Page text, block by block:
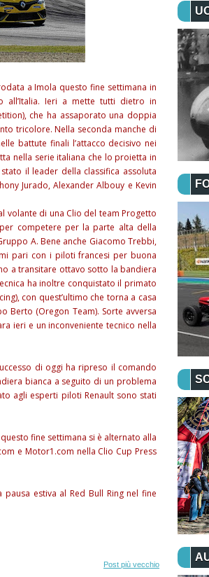
a Imola questo fine settimana in
all’Italia. Ieri a mette tutti dietro in
che ha assaporato una doppia
tricolore. Nella seconda manche di
battute finali l’attacco decisivo nei
nella serie italiana che lo proietta in
il leader della classifica assoluta
Jurado, Alexander Albouy e Kevin
volante di una Clio del team Progetto
competere per la parte alta della
A. Bene anche Giacomo Trebbi,
pari con i piloti francesi per buona
a transitare ottavo sotto la bandiera
ha inoltre conquistato il primato
con quest’ultimo che torna a casa
Berto (Oregon Team). Sorte avversa
ieri e un inconveniente tecnico nella
di oggi ha ripreso il comando
bianca a seguito di un problema
agli esperti piloti Renault sono stati
fine settimana si è alternato alla
e Motor1.com nella Clio Cup Press
estiva al Red Bull Ring nel fine
Post più vecchio